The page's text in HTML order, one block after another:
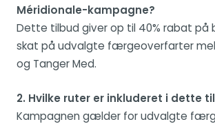
Méridionale-kampagne?
Dette tilbud giver op til 40% rabat på
skat på udvalgte færgeoverfarter
og Tanger Med.
2. Hvilke ruter er inkluderet i dette
Kampagnen gælder for udvalgte